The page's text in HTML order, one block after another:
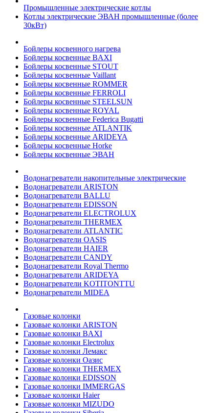
Промышленные электрические котлы
Котлы электрические ЭВАН промышленные (более
30кВт)
Бойлеры косвенного нагрева
Бойлеры косвенные BAXI
Бойлеры косвенные STOUT
Бойлеры косвенные Vaillant
Бойлеры косвенные ROMMER
Бойлеры косвенные FERROLI
Бойлеры косвенные STEELSUN
Бойлеры косвенные ROYAL
Бойлеры косвенные Federica Bugatti
Бойлеры косвенные ATLANTIK
Бойлеры косвенные ARIDEYA
Бойлеры косвенные Horke
Бойлеры косвенные ЭВАН
Водонагреватели накопительные электрические
Водонагреватели ARISTON
Водонагреватели BALLU
Водонагреватели EDISSON
Водонагреватели ELECTROLUX
Водонагреватели THERMEX
Водонагреватели ATLANTIC
Водонагреватели OASIS
Водонагреватели HAIER
Водонагреватели CANDY
Водонагреватели Royal Thermo
Водонагреватели ARIDEYA
Водонагреватели KOTITONTTU
Водонагреватели MIDEA
Газовые колонки
Газовые колонки ARISTON
Газовые колонки BAXI
Газовые колонки Electrolux
Газовые колонки Лемакс
Газовые колонки Оазис
Газовые колонки THERMEX
Газовые колонки EDISSON
Газовые колонки IMMERGAS
Газовые колонки Haier
Газовые колонки MIZUDO